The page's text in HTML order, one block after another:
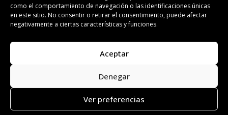
como el comportamiento de navegación o las identificaciones únicas
en este sitio. No consentir o retirar el consentimiento, puede afectar
negativamente a ciertas características y funciones.
Aceptar
Denegar
Ver preferencias
ISSN 2385-4839 DL B 27443-2014
Todos los derechos reservados. Copyright 2008-2024.
Barcelona Fashion Press®/™ es una marca registrada.